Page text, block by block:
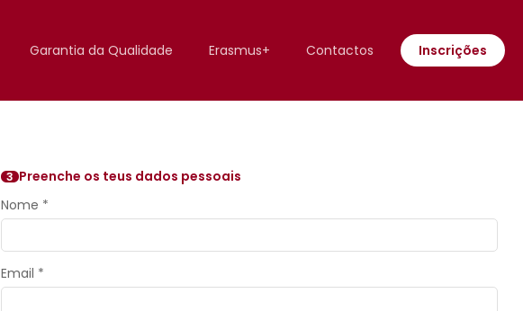
Garantia da Qualidade Erasmus+ Contactos Inscrições
3 Preenche os teus dados pessoais
Nome *
Email *